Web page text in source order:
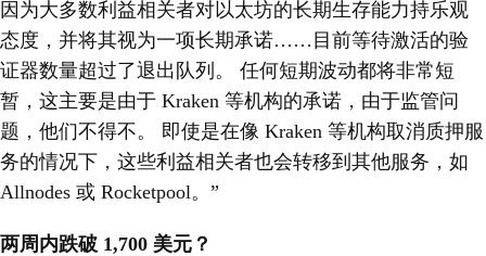
因为大多数利益相关者对以太坊的长期生存能力持乐观
态度，并将其视为一项长期承诺……目前等待激活的验
证器数量超过了退出队列。 任何短期波动都将非常短
暂，这主要是由于 Kraken 等机构的承诺，由于监管问
题，他们不得不。 即使是在像 Kraken 等机构取消质押服
务的情况下，这些利益相关者也会转移到其他服务，如
Allnodes 或 Rocketpool。”
两周内跌破 1,700 美元？